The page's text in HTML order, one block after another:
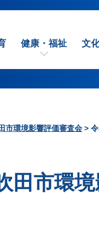
健康・福祉 文
市環境影響評価審査会 >
市環境